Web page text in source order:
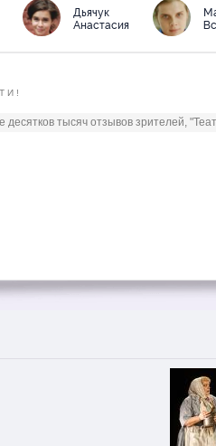
камерного пространства
Дьячук
Анастасия
десятков тысяч отзывов зрителей,